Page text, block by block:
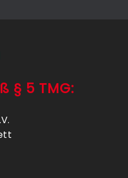
§ 5 TMG: